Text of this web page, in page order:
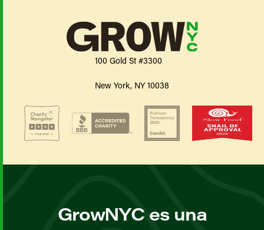
100 Gold St #3300
New York, NY 10038
GrowNYC es una